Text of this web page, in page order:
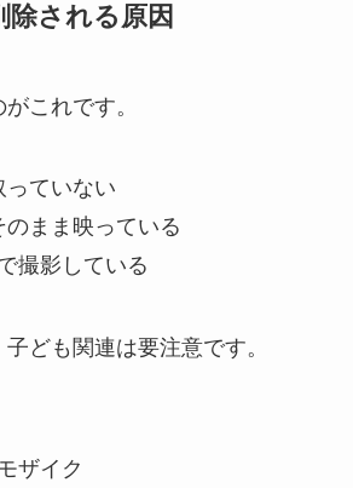
除される原因
これです。
っていない
のまま映っている
撮影している
ども関連は要注意です。
ザイク